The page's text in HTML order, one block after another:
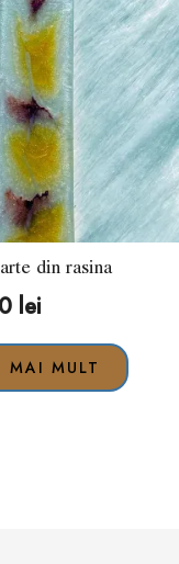
din rasina
lei
MAI MULT